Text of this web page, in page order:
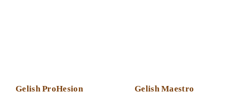
Gelish ProHesion
Gelish Maestro